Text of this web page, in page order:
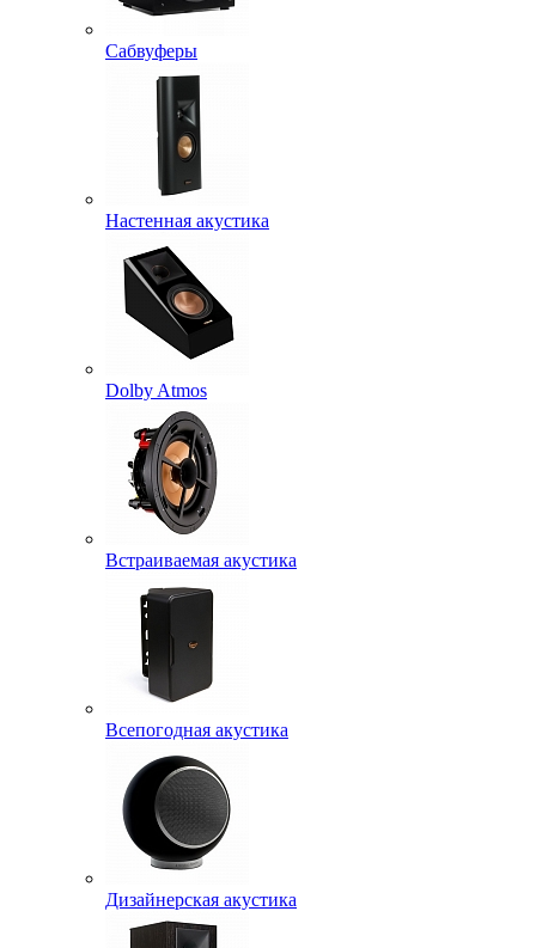
Сабвуферы
Настенная акустика
Dolby Atmos
Встраиваемая акустика
Всепогодная акустика
Дизайнерская акустика